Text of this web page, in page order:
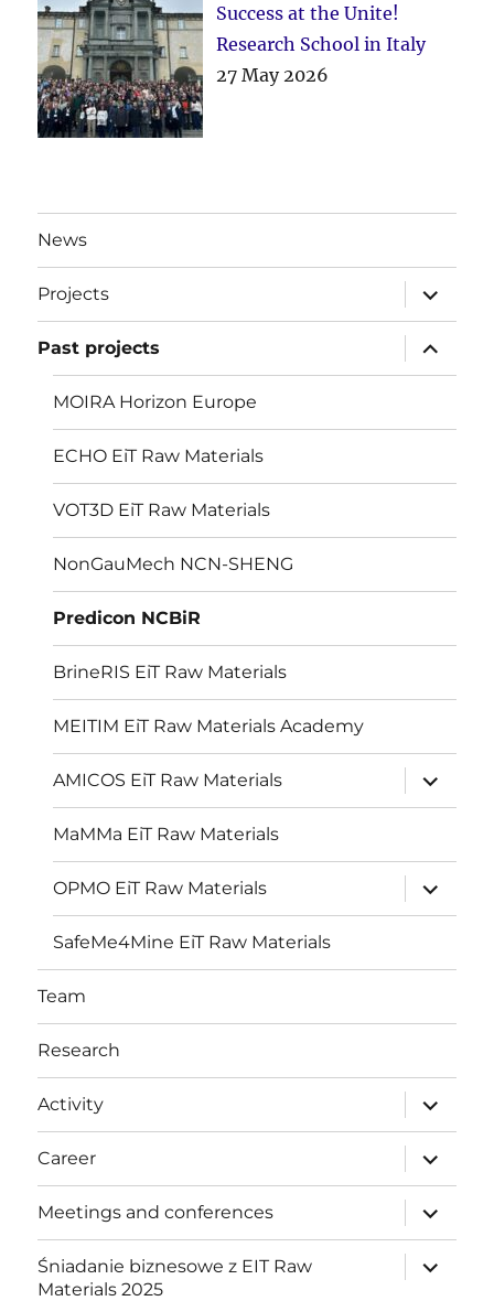
Success at the Unite!
Research School in Italy
27 May 2026
News
Projects
expand
child
menu
Past projects
expand
child
menu
MOIRA Horizon Europe
ECHO EiT Raw Materials
VOT3D EiT Raw Materials
NonGauMech NCN-SHENG
Predicon NCBiR
BrineRIS EiT Raw Materials
MEITIM EiT Raw Materials Academy
AMICOS EiT Raw Materials
expand
child
menu
MaMMa EiT Raw Materials
OPMO EiT Raw Materials
expand
child
menu
SafeMe4Mine EiT Raw Materials
Team
Research
Activity
expand
child
menu
Career
expand
child
menu
Meetings and conferences
expand
child
menu
Śniadanie biznesowe z EIT Raw
Materials 2025
expand
child